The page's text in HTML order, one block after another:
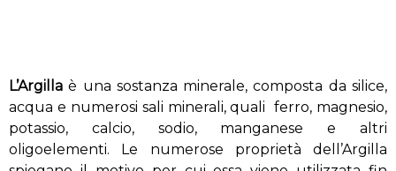
L’Argilla è una sostanza minerale, composta da silice,
acqua e numerosi sali minerali, quali ferro, magnesio,
potassio, calcio, sodio, manganese e altri
oligoelementi. Le numerose proprietà dell’Argilla